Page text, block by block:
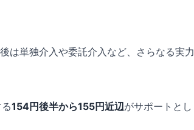
は単独介入や委託介入など、さらなる実力
154円後半から155円近辺がサポートとし